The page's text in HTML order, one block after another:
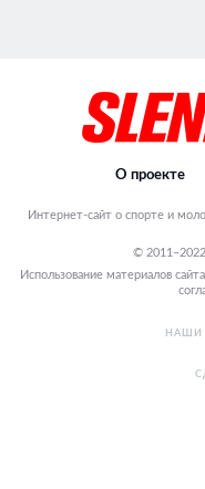
О проекте
Интернет-сайт о спорте и
© 2011–2022
Использование материалов
НАШИ